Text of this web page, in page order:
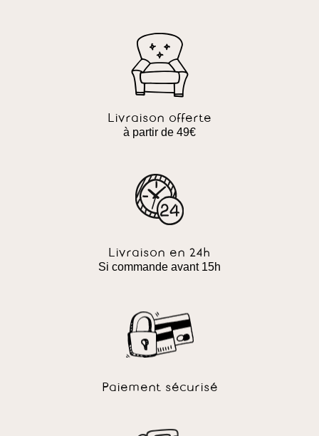
Livraison offerte
à partir de 49€
Livraison en 24h
Si commande avant 15h
Paiement sécurisé